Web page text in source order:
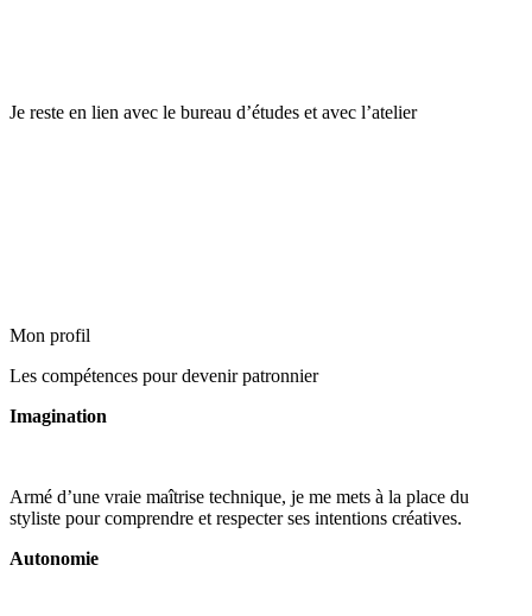
Je reste en lien avec le bureau d’études et avec l’atelier
Mon profil
Les compétences pour devenir patronnier
Imagination
Armé d’une vraie maîtrise technique, je me mets à la place du
styliste pour comprendre et respecter ses intentions créatives.
Autonomie